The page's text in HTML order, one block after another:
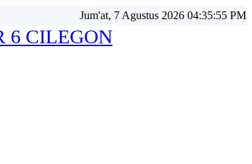
Jum'at, 7 Agustus 2026 04:35:58 PM
6 CILEGON